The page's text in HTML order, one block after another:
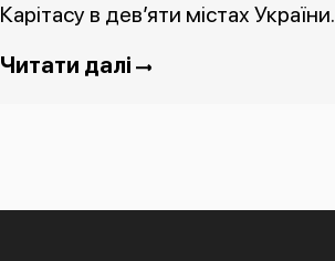
Карітасу в дев’яти містах України.
Читати далі